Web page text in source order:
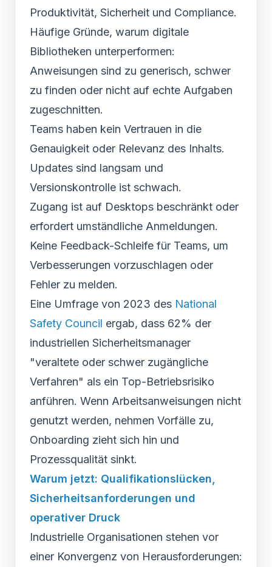
Produktivität, Sicherheit und Compliance.
Häufige Gründe, warum digitale
Bibliotheken unterperformen:
Anweisungen sind zu generisch, schwer
zu finden oder nicht auf echte Aufgaben
zugeschnitten.
Teams haben kein Vertrauen in die
Genauigkeit oder Relevanz des Inhalts.
Updates sind langsam und
Versionskontrolle ist schwach.
Zugang ist auf Desktops beschränkt oder
erfordert umständliche Anmeldungen.
Keine Feedback-Schleife für Teams, um
Verbesserungen vorzuschlagen oder
Fehler zu melden.
Eine Umfrage von 2023 des National
Safety Council ergab, dass 62% der
industriellen Sicherheitsmanager
"veraltete oder schwer zugängliche
Verfahren" als ein Top-Betriebsrisiko
anführen. Wenn Arbeitsanweisungen nicht
genutzt werden, nehmen Vorfälle zu,
Onboarding zieht sich hin und
Prozessqualität sinkt.
Warum jetzt: Qualifikationslücken,
Sicherheitsanforderungen und
operativer Druck
Industrielle Organisationen stehen vor
einer Konvergenz von Herausforderungen: